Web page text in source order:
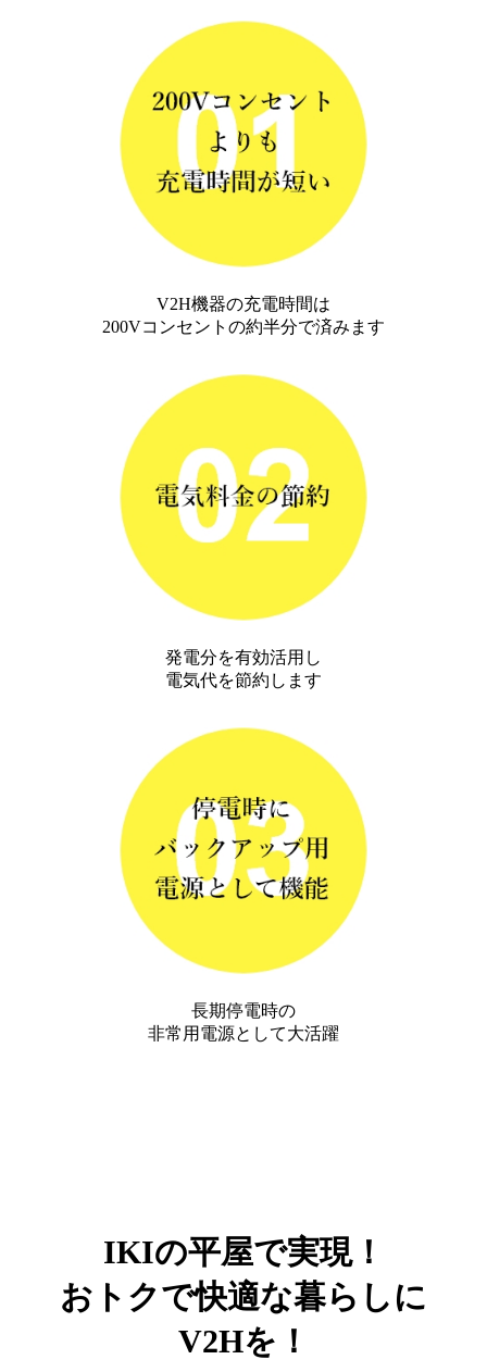
V2H機器の充電時間は
200Vコンセントの約半分で済みます
発電分を有効活用し
電気代を節約します
長期停電時の
非常用電源として大活躍
IKIの平屋で実現！
おトクで快適な暮らしに
V2Hを！